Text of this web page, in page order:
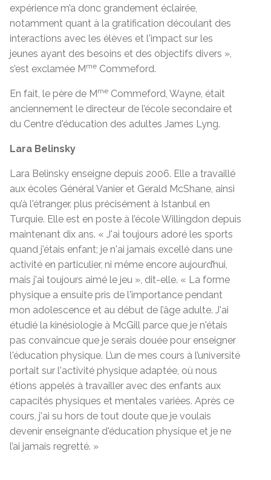
expérience m’a donc grandement éclairée,
notamment quant à la gratification découlant des
interactions avec les élèves et l'impact sur les
jeunes ayant des besoins et des objectifs divers »,
s’est exclamée M me Commeford.
En fait, le père de M me Commeford, Wayne, était
anciennement le directeur de l’école secondaire et
du Centre d'éducation des adultes James Lyng.
Lara Belinsky
Lara Belinsky enseigne depuis 2006. Elle a travaillé
aux écoles Général Vanier et Gerald McShane, ainsi
qu’à l'étranger, plus précisément à Istanbul en
Turquie. Elle est en poste à l’école Willingdon depuis
maintenant dix ans. « J'ai toujours adoré les sports
quand j'étais enfant; je n'ai jamais excellé dans une
activité en particulier, ni même encore aujourd’hui,
mais j'ai toujours aimé le jeu », dit-elle. « La forme
physique a ensuite pris de l'importance pendant
mon adolescence et au début de l’âge adulte. J'ai
étudié la kinésiologie à McGill parce que je n'étais
pas convaincue que je serais douée pour enseigner
l'éducation physique. L’un de mes cours à l’université
portait sur l'activité physique adaptée, où nous
étions appelés à travailler avec des enfants aux
capacités physiques et mentales variées. Après ce
cours, j'ai su hors de tout doute que je voulais
devenir enseignante d'éducation physique et je ne
l’ai jamais regretté. »